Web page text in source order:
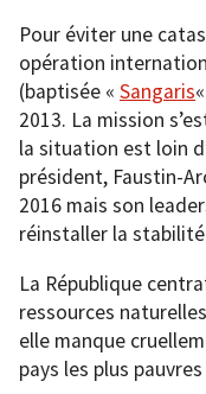
Pour éviter une
opération
(baptisée « Sangaris
2013. La mission
la situation est loin
président, Faustin-
2016 mais son
réinstaller la
La République
ressources
elle manque
pays les plus